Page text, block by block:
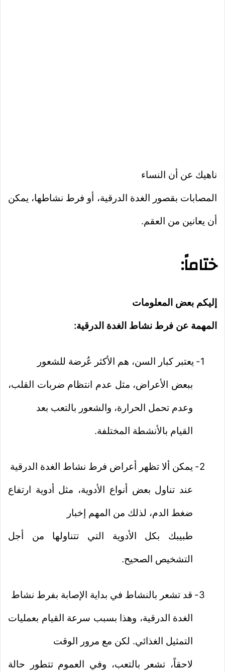
ناهيك عن أن النساء
المصابات بقصور الغدة الدرقية، أو فرط نشاطها، يمكن
أن يعانين من العقم.
ختاماً:
إليكم بعض المعلومات
المهمة عن فرط نشاط الغدة الدرقية:
1-
يعتبر كبار السن، هم الأكثر عُرضة للشعور
ببعض الأعراض، مثل عدم انتظام ضربات القلب،
وعدم تحمل الحرارة، والشعور بالتعب بعد
القيام بالأنشطة المختلفة.
2-
يمكن ألا تظهر أعراض فرط نشاط الغدة الدرقية
عند تناول بعض أنواع الأدوية، مثل أدوية ارتفاع
ضغط الدم، لذلك من المهم إخبار
طبيبك بكل الأدوية التي تتناولها من أجل
التشخيص الصحيح.
3-
قد تشعر بالنشاط في بداية الإصابة بفرط نشاط
الغدة الدرقية، وهذا بسبب سرعة القيام بعمليات
التمثيل الغذائي. لكن مع مرور الوقت
لاحقاً، تشعر بالتعب، وفي العموم تتطور حالة